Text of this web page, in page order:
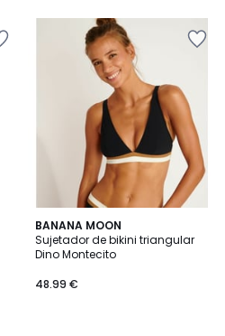
BANANA MOON
Sujetador de bikini triangular
Dino Montecito
48.99 €